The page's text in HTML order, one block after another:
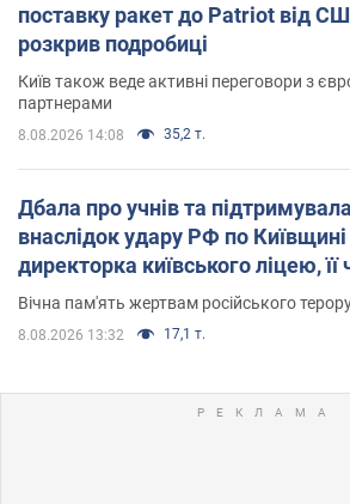
поставку ракет до Patriot від
розкрив подробиці
Київ також веде активні переговори з
партнерами
8.08.2026 14:08 35,2 т.
Дбала про учнів та
внаслідок удару РФ по Київщині
директорка київського ліцею, її
Вічна пам'ять жертвам російського
8.08.2026 13:32 17,1 т.